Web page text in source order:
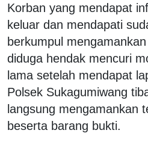
Korban yang mendapat
keluar dan mendapati
berkumpul
diduga hendak mencuri
lama setelah mendapat
Polsek Sukagumiwang
langsung mengamankan
beserta barang bukti.